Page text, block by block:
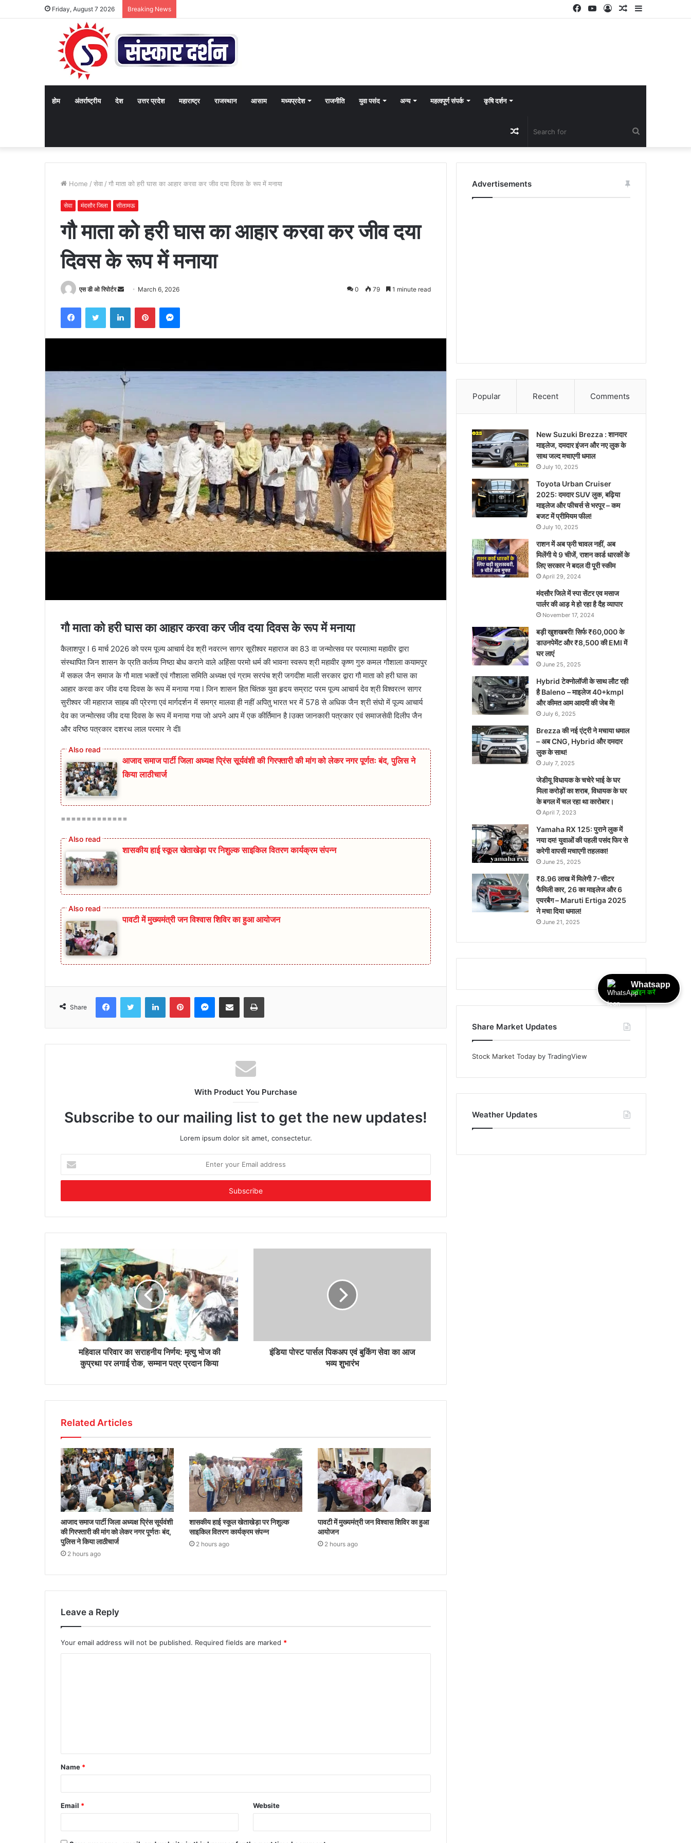
Friday, August 7 2026 Breaking News Sidebar
Random
Log
YouTube
Facebook
होम अंतर्राष्ट्रीय देश उत्तर प्रदेश महाराष्ट्र राजस्थान आसाम मध्यप्रदेश राजनीति युवा पसंद अन्य महत्वपूर्ण संपर्क कृषि दर्शन
for
Random
Article
Home / सेवा / गौ माता को हरी घास का आहार करवा कर जीव दया दिवस के रूप में मनाया
सेवा मंदसौर जिला सीतामऊ
गौ माता को हरी घास का आहार करवा कर जीव दया
दिवस के रूप में मनाया
एस डी ओ रिपोर्टर
Send March 6, 2026 0 79 1 minute read
FacebookTwitter LinkedInPinterestMessenger
गौ माता को हरी घास का आहार करवा कर जीव दया दिवस के रूप में मनाया
कैलाशपुर l 6 मार्च 2026 को परम पूज्य आचार्य देव श्री नवरत्न सागर सूरीश्वर महाराज का 83 वा जन्मोत्सव पर परमात्मा महावीर द्वारा
संस्थापित जिन शासन के प्रति कर्तव्य निष्ठा बोध कराने वाले अहिंसा परमो धर्म की भावना स्वरूप श्री महावीर कृष्ण गुरु कमल गौशाला कयामपुर
में सकल जैन समाज के गौ माता भक्तों एवं गौशाला समिति अध्यक्ष एवं ग्राम सरपंच श्री जगदीश माली सरकार द्वारा गौ माता को हरी घास का
आहार करवा कर जीव दया दिवस के रूप में मनाया गया l जिन शासन हित चिंतक युवा हृदय सम्राट परम पूज्य आचार्य देव श्री विश्वरत्न सागर
सुरीश्वर जी महाराज साहब की प्रेरणा एवं मार्गदर्शन में समग्र मालवा ही नहीं अपितु भारत भर में 578 से अधिक जैन श्री संघो में पूज्य आचार्य
देव का जन्मोत्सव जीव दया दिवस के रूप में मनाया गया जो अपने आप में एक कीर्तिमान है lउक्त जानकारी पत्रकार एवं समाजसेवी दिलीप जैन
और वरिष्ठ पत्रकार दशरथ लाल परमार ने दीl
आजाद समाज पार्टी जिला अध्यक्ष प्रिंस सूर्यवंशी की गिरफ्तारी की मांग को लेकर नगर पूर्णतः बंद, पुलिस ने
किया लाठीचार्ज
=============
शासकीय हाई स्कूल खेताखेड़ा पर निशुल्क साइकिल वितरण कार्यक्रम संपन्न
पावटी में मुख्यमंत्री जन विश्वास शिविर का हुआ आयोजन
Share
FacebookTwitter LinkedInPinterestMessenger
Share via Email Print
With Product You Purchase
Subscribe to our mailing list to get the new updates!
Lorem ipsum dolor sit amet, consectetur.
your
Email
महिवाल परिवार का सराहनीय निर्णय: मृत्यु भोज की
कुप्रथा पर लगाई रोक, सम्मान पत्र प्रदान किया
इंडिया पोस्ट पार्सल पिकअप एवं बुकिंग सेवा का आज
भव्य शुभारंभ
Related Articles
आजाद समाज पार्टी जिला अध्यक्ष प्रिंस सूर्यवंशी
की गिरफ्तारी की मांग को लेकर नगर पूर्णतः बंद,
पुलिस ने किया लाठीचार्ज
2 hours ago
शासकीय हाई स्कूल खेताखेड़ा पर निशुल्क
साइकिल वितरण कार्यक्रम संपन्न
2 hours ago
पावटी में मुख्यमंत्री जन विश्वास शिविर का हुआ
आयोजन
2 hours ago
Leave a Reply
Your email address will not be published. Required fields are marked *
Name *
Email * Website
Advertisements
Popular Recent Comments
New Suzuki Brezza : शानदार
माइलेज, दमदार इंजन और नए लुक के
साथ जल्द मचाएगी धमाल
July 10, 2025
Toyota Urban Cruiser
2025: दमदार SUV लुक, बढ़िया
माइलेज और फीचर्स से भरपूर – कम
बजट में प्रीमियम फील!
July 10, 2025
राशन में अब फ्री चावल नहीं, अब
मिलेंगी ये 9 चीजें, राशन कार्ड धारकों के
लिए सरकार ने बदल दी पूरी स्कीम
April 29, 2024
मंदसौर जिले में स्पा सेंटर एव मसाज
पार्लर की आड़ मे हो रहा है दैह व्यापार
November 17, 2024
बड़ी खुशखबरी! सिर्फ ₹60,000 के
डाउनपेमेंट और ₹8,500 की EMI में
घर लाएं
June 25, 2025
Hybrid टेक्नोलॉजी के साथ लौट रही
है Baleno – माइलेज 40+kmpl
और कीमत आम आदमी की जेब में!
July 6, 2025
Brezza की नई एंट्री ने मचाया धमाल
– अब CNG, Hybrid और दमदार
लुक के साथ!
July 7, 2025
जेडीयू विधायक के चचेरे भाई के घर
मिला करोड़ों का शराब, विधायक के घर
के बगल में चल रहा था कारोबार।
April 7, 2023
Yamaha RX 125: पुराने लुक में
नया दम! युवाओं की पहली पसंद फिर से
करेगी वापसी मचाएगी तहलका!
June 25, 2025
₹8.96 लाख में मिलेगी 7-सीटर
फैमिली कार, 26 का माइलेज और 6
एयरबैग – Maruti Ertiga 2025
ने मचा दिया धमाल!
June 21, 2025
Share Market Updates
Stock Market Today by TradingView
Weather Updates
Whatsapp
ज्वॉइन करें